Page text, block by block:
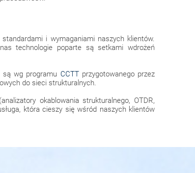
i wymaganiami naszych klientów.
technologie poparte są setkami wdrożeń
są wg programu CCTTprzygotowanego przez
do sieci strukturalnych.
okablowania strukturalnego, OTDR,
która cieszy się wśród naszych klientów